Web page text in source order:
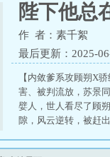
陛下他总
作 者：素千絮
最后更新：2025-
【内敛爹系攻顾朔X
害、被判流放，苏景
嬖人，世人看尽了顾
隙，风云逆转，被赶
决胜千里，又对顾朔